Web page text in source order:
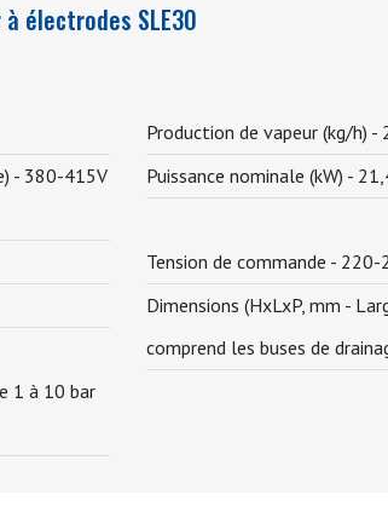
électrodes SLE30
Production de vapeur (kg/h) -
- 380-415V
Puissance nominale (kW) -
Tension de commande - 220-
Dimensions (HxLxP, mm -
comprend les buses de
1 à 10 bar